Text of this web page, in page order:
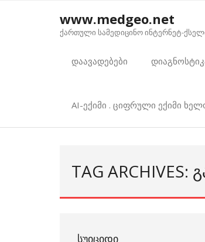
www.medgeo.net
ქართული სამედიცინო ინტერნეტ-
დაავადებები
AI-ექიმი . ციფრული ექიმი
TAG ARCHIVES:
ᲡᲣᲘᲪᲘᲓᲘ